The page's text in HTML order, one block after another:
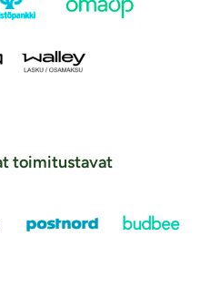
toimitustavat